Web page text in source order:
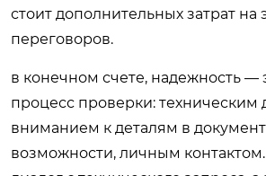
стоит дополнительных затрат на
переговоров.
в конечном счете, надежность —
процесс проверки: техническим
вниманием к деталям в
возможности, личным